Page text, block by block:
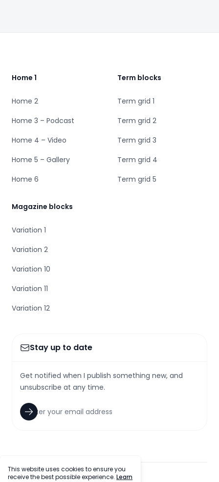
Home 1
Home 2
Home 3 – Podcast
Home 4 – Video
Home 5 – Gallery
Home 6
Term blocks
Term grid 1
Term grid 2
Term grid 3
Term grid 4
Term grid 5
Magazine blocks
Variation 1
Variation 2
Variation 10
Variation 11
Variation 12
Stay up to date
Get notified when I publish something new, and
unsubscribe at any time.
This website uses cookies to ensure you
receive the best possible experience. Learn